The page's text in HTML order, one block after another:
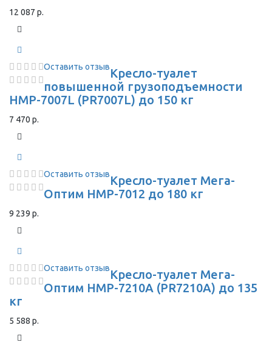
12 087 р.
Оставить отзывКресло-туалет
повышенной грузоподъемности
HMP-7007L (PR7007L) до 150 кг
7 470 р.
Оставить отзывКресло-туалет Мега-
Оптим HMP-7012 до 180 кг
9 239 р.
Оставить отзывКресло-туалет Мега-
Оптим HMP-7210A (PR7210A) до 135
кг
5 588 р.